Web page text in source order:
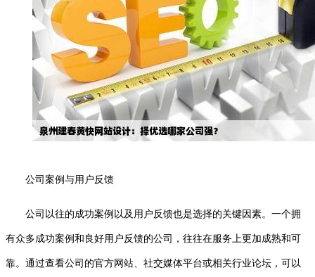
公司案例与用户反馈
公司以往的成功案例以及用户反馈也是选择的关键因素。一个拥
有众多成功案例和良好用户反馈的公司，往往在服务上更加成熟和可
靠。通过查看公司的官方网站、社交媒体平台或相关行业论坛，可以